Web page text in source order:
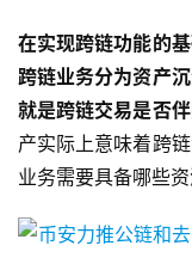
在实现跨链功能的
跨链业务分为资产
就是跨链交易是否
产实际上意味着跨
业务需要具备哪些资